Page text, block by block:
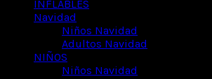
INFLABLES
Navidad
Niños Navidad
Adultos Navidad
NIÑOS
Niños Navidad